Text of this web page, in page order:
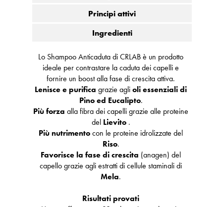
Principi attivi
Ingredienti
Lo Shampoo Anticaduta di CRLAB è un prodotto
ideale per contrastare la caduta dei capelli e
fornire un boost alla fase di crescita attiva.
Lenisce e purifica grazie aglioli essenziali di
Pino ed Eucalipto.
Più forza alla fibra dei capelli grazie alle proteine
del Lievito .
Più nutrimento con le proteine idrolizzate del
Riso.
Favorisce la fase di crescita (anagen) del
capello grazie agli estratti di cellule staminali di
Mela.
Risultati provati